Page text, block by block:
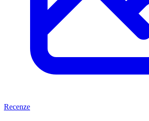
Recenze